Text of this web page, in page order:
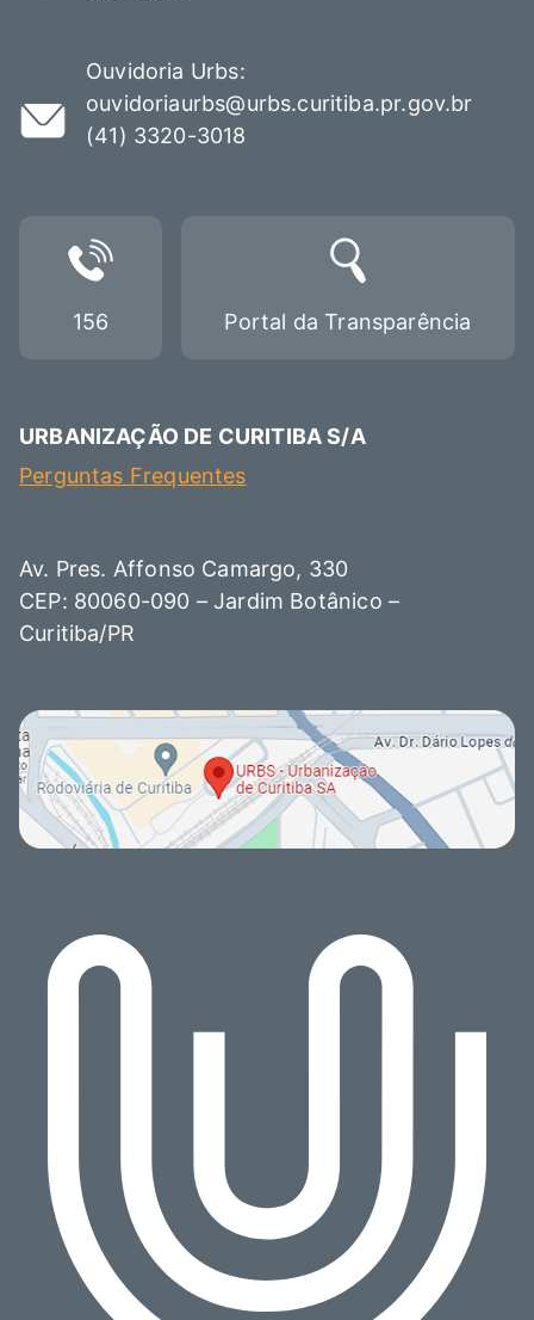
Ouvidoria Urbs:
ouvidoriaurbs@urbs.curitiba.pr.gov.br
(41) 3320-3018
156 Portal da Transparência
URBANIZAÇÃO DE CURITIBA S/A
Perguntas Frequentes
Av. Pres. Affonso Camargo, 330
CEP: 80060-090 – Jardim Botânico –
Curitiba/PR